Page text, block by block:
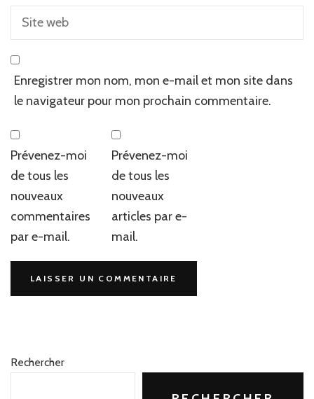
Enregistrer mon nom, mon e-mail et mon site dans
le navigateur pour mon prochain commentaire.
Prévenez-moi
de tous les
nouveaux
commentaires
par e-mail.
Prévenez-moi
de tous les
nouveaux
articles par e-
mail.
Rechercher